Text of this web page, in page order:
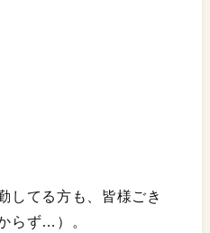
してる方も、皆様ごき
らず…）。